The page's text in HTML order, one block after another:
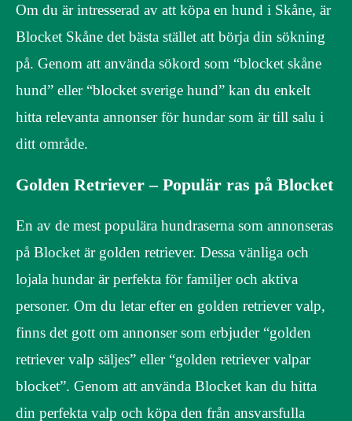
Om du är intresserad av att köpa en hund i Skåne, är
Blocket Skåne det bästa stället att börja din sökning
på. Genom att använda sökord som “blocket skåne
hund” eller “blocket sverige hund” kan du enkelt
hitta relevanta annonser för hundar som är till salu i
ditt område.
Golden Retriever – Populär ras på Blocket
En av de mest populära hundraserna som annonseras
på Blocket är golden retriever. Dessa vänliga och
lojala hundar är perfekta för familjer och aktiva
personer. Om du letar efter en golden retriever valp,
finns det gott om annonser som erbjuder “golden
retriever valp säljes” eller “golden retriever valpar
blocket”. Genom att använda Blocket kan du hitta
din perfekta valp och köpa den från ansvarsfulla